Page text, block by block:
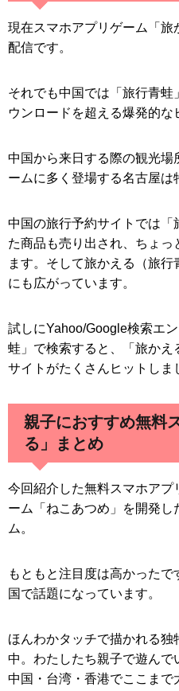
現在スマホアプリゲーム「
配信です。
それでも中国では「旅行青
ウンロードを超える爆発的な
中国から来日する際の観光
ームに多く登場する名古屋は
中国の旅行予約サイトでは
た商品も売り出され、ちょ
ます。そして旅かえる（旅
にも広がっています。
試しにYahoo/Google検索エ
蛙」で検索すると、「旅か
サイトがたくさんヒットしま
親子におすすめ無料
る」まとめ
今回紹介した無料スマホア
ーム「ねこあつめ」を開発
ム。
もともと注目度は高かった
国で話題になっています。
ほんわかタッチで描かれる
中。わたしたち親子で遊ん
中国・台湾・香港でここまで